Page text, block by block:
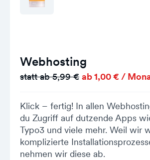
Webhosting
statt ab 5,99 € ab 1,00 € /
Klick – fertig! In allen
du Zugriff auf dutzende Apps
Typo3 und viele mehr. Weil wir
komplizierte
nehmen wir diese ab.